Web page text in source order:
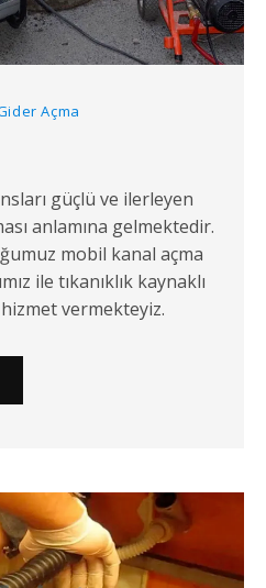
Açma
güçlü ve ilerleyen
anlamına gelmektedir.
mobil kanal açma
ile tıkanıklık kaynaklı
vermekteyiz.